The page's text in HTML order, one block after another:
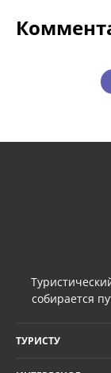
собирается
ТУРИСТУ